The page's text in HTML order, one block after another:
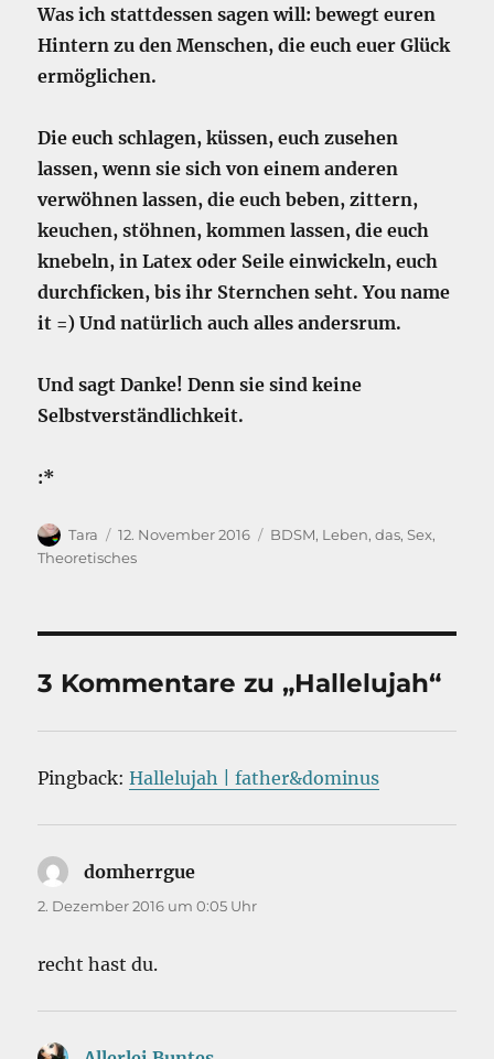
Was ich stattdessen sagen will: bewegt euren
Hintern zu den Menschen, die euch euer Glück
ermöglichen.
Die euch schlagen, küssen, euch zusehen
lassen, wenn sie sich von einem anderen
verwöhnen lassen, die euch beben, zittern,
keuchen, stöhnen, kommen lassen, die euch
knebeln, in Latex oder Seile einwickeln, euch
durchficken, bis ihr Sternchen seht. You name
it =) Und natürlich auch alles andersrum.
Und sagt Danke! Denn sie sind keine
Selbstverständlichkeit.
:*
Autor
Tara
Veröffentlicht
am
12. November 2016 Kategorien
BDSM, Leben, das,Sex,
Theoretisches
3 Kommentare zu „Hallelujah“
Pingback:Hallelujah | father&dominus
domherrgue
2. Dezember 2016 um 0:05 Uhr
recht hast du.